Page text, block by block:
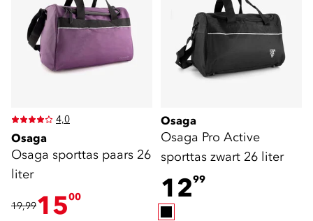
4,0
Osaga
Osaga sporttas paars 26
liter
19,991500
Osaga
Osaga Pro Active
sporttas zwart 26 liter
1299